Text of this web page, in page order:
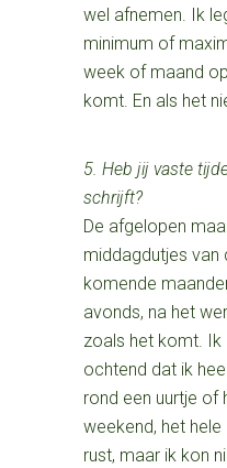
wel afnemen. Ik
minimum of
week of maand
komt. En als het
5. Heb jij vaste
schrijft?
De afgelopen
middagdutjes van
komende
avonds, na het
zoals het komt. Ik
ochtend dat ik
rond een uurtje of
weekend, het
rust, maar ik kon